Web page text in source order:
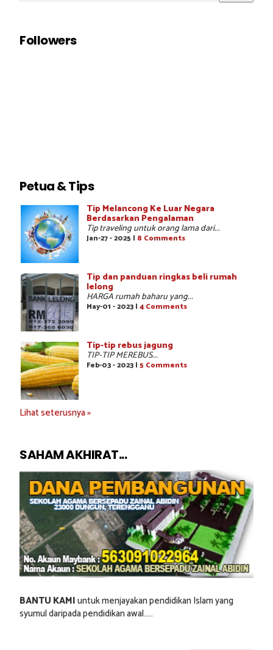
Followers
Petua & Tips
Tip Melancong Ke Luar Negara
Berdasarkan Pengalaman
Tip traveling untuk orang lama dari...
Jan-27 - 2025 | 8 Comments
Tip dan panduan ringkas beli rumah
lelong
HARGA rumah baharu yang...
May-01 - 2023 | 4 Comments
Tip-tip rebus jagung
TIP-TIP MEREBUS...
Feb-03 - 2023 | 5 Comments
Lihat seterusnya »
SAHAM AKHIRAT...
BANTU KAMIuntuk menjayakan pendidikan Islam yang
syumul daripada pendidikan awal.....